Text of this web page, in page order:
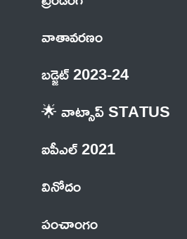
వాతావరణం
బడ్జెట్ 2023-24
🌟 వాట్సాప్ STATUS
ఐపీఎల్ 2021
వినోదం
పంచాంగం